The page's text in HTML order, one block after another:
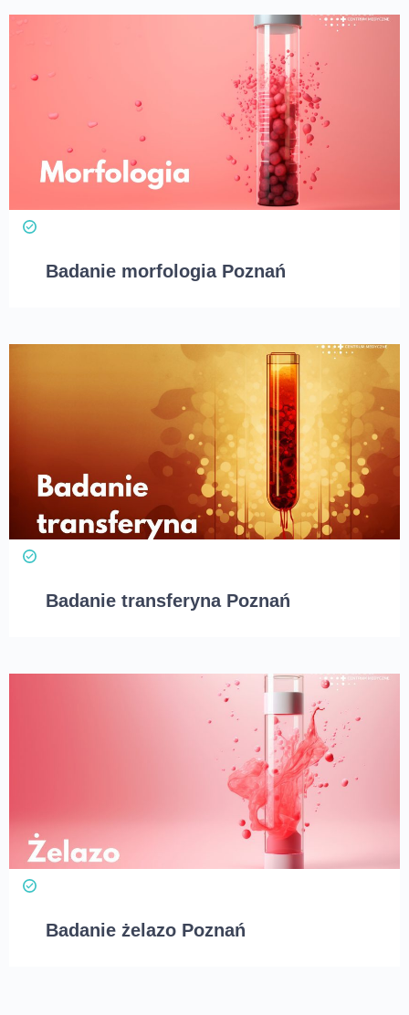
Badanie morfologia Poznań
Badanie transferyna Poznań
Badanie żelazo Poznań